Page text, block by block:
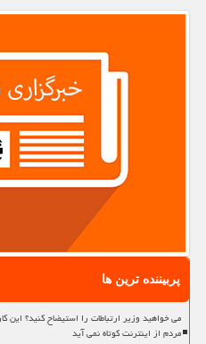
پربیننده ترین ها
می خواهید وزیر ارتباطات را استیضاح کنید؟ این
مردم از اینترنت کوتاه نمی آید